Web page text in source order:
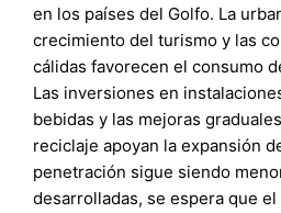
en los países del Golfo. La
crecimiento del turismo y las
cálidas favorecen el consumo
Las inversiones en
bebidas y las mejoras
reciclaje apoyan la expansión
penetración sigue siendo
desarrolladas, se espera que